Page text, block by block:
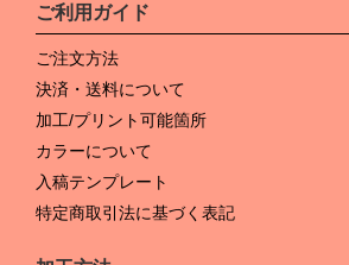
ご利用ガイド
ご注文方法
決済・送料について
加工/プリント可能箇所
カラーについて
入稿テンプレート
特定商取引法に基づく表記